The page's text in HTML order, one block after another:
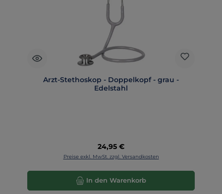
Arzt-Stethoskop - Doppelkopf - grau -
Edelstahl
Regulärer Preis:
24,95 €
Preise exkl. MwSt. zzgl. Versandkosten
In den Warenkorb